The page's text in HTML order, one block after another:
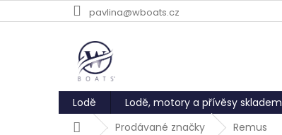
na
pavlina@wboats.cz
Lodě Lodě, motory a přívěsy skladem
DomůProdávané značky Remus